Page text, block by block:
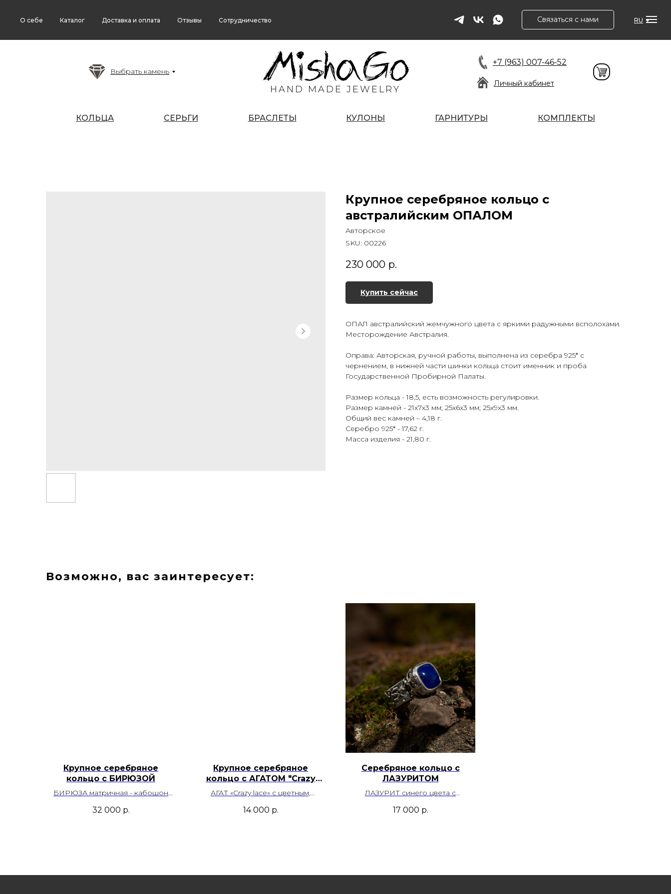
О себе Каталог Доставка и оплата Отзывы Сотрудничество Связаться с нами RU
HAND MADE JEWELRY
+7 (963) 007-46-52
Выбрать камень
Личный кабинет
КОЛЬЦА СЕРЬГИ БРАСЛЕТЫ КУЛОНЫ ГАРНИТУРЫ КОМПЛЕКТЫ
Крупное серебряное кольцо с
австралийским ОПАЛОМ
Авторское
SKU: 00226
230 000 р.
Купить сейчас
ОПАЛ австралийский жемчужного цвета с яркими радужными всполохами.
Месторождение Австралия.
Оправа: Авторская, ручной работы, выполнена из серебра 925* с
чернением, в нижней части шинки кольца стоит именник и проба
Государственной Пробирной Палаты.
Размер кольца - 18,5, есть возможность регулировки.
Размер камней - 21х7х3 мм; 25х6х3 мм; 25х9х3 мм.
Общий вес камней – 4,18 г.
Серебро 925* - 17,62 г.
Масса изделия - 21,80 г.
Возможно, вас заинтересует:
Крупное серебряное
кольцо с БИРЮЗОЙ
БИРЮЗА матричная - кабошон
с уникальным паутинообразным
Артикул – 00224
32 000 р.
Крупное серебряное
кольцо с АГАТОМ "Crazy
lace"
АГАТ «Crazy lace» с цветным,
внутренним кружевным узором.
14 000 р.
Серебряное кольцо с
ЛАЗУРИТОМ
ЛАЗУРИТ синего цвета с
Месторождение Афганистан
17 000 р.